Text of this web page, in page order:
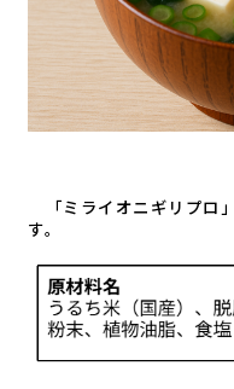
「ミライオニギリプロ
す。